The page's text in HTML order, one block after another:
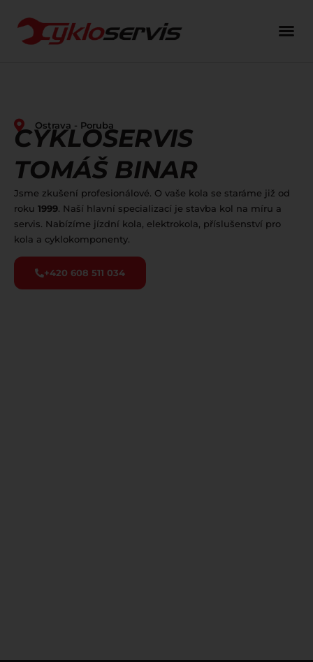
Ostrava - Poruba
CYKLOSERVIS
TOMÁŠ BINAR
Jsme zkušení profesionálové. O vaše kola se staráme již od
roku 1999. Naší hlavní specializací je stavba kol na míru a
servis. Nabízíme jízdní kola, elektrokola, příslušenství pro
kola a cyklokomponenty.
+420 608 511 034